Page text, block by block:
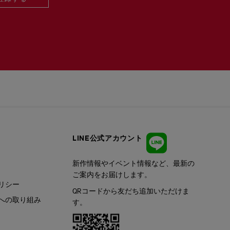
シー
の取り組み
LINE公式アカウント
新作情報やイベント情報など、最新の
ご案内をお届けします。
QRコードから友だち追加いただけま
す。